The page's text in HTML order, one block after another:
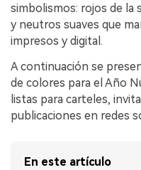
simbolismos: rojos de la
y neutros suaves que
impresos y digital.
A continuación se
de colores para el Año
listas para carteles,
publicaciones en redes
En este artículo